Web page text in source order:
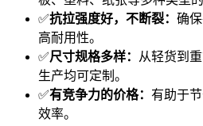
✅抗拉强度好，不断裂： 确
高耐用性。
✅尺寸规格多样：
从轻货到
生产均可定制。
✅有竞争力的价格： 有助于
效率。